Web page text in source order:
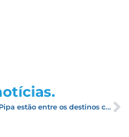
Natal e Pipa estão entre os destinos com o melhor custo-benefício do Brasil, segundo avaliação do Trivago